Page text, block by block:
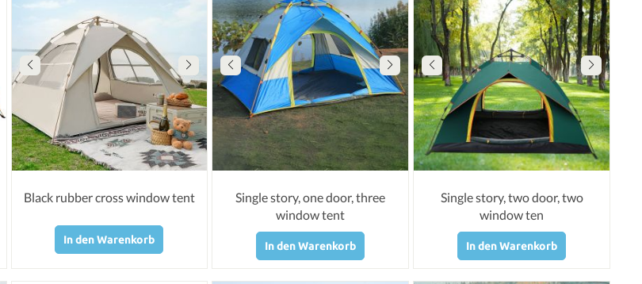
Black rubber cross window tent
In den Warenkorb
Single story, one door, three
window tent
In den Warenkorb
Single story, two door, two
window ten
In den Warenkorb